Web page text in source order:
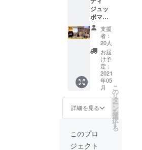
につい
て、後
ほど
メール
でご連
絡させ
ていた
だきま
す。 ※
ネット
ワーク
販売や
企業イ
する場
合等、
掲載を
ジュッ
ポマイ
スター
になる
ための
オンラ
イン講
座を受
けられ
る権利
です。
早割に
て限定
２０名
様に限
り
18,000
円お得
支援
者：
20人
お届
け予
定：
2021
年05
月
詳細を見る
こ
の
リ
タ
ー
ン
を
選
択
す
る
このプロ
ジェクト